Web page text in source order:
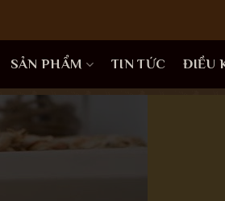
SẢN PHẨM TIN TỨC ĐIỀU